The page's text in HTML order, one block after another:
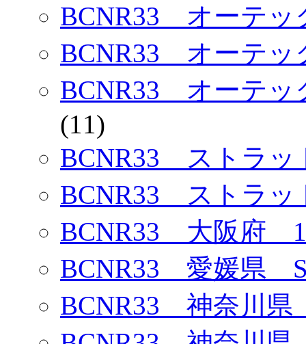
BCNR33 オーテ
BCNR33 オーテ
BCNR33 オーテ
(11)
BCNR33 ストラッ
BCNR33 ストラッ
BCNR33 大阪府
BCNR33 愛媛県
BCNR33 神奈川